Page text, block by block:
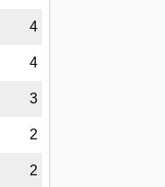
4
4
3
2
2